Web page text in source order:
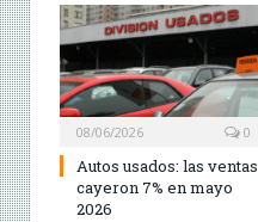
08/06/2026 0
Autos usados: las ventas
cayeron 7% en mayo
2026